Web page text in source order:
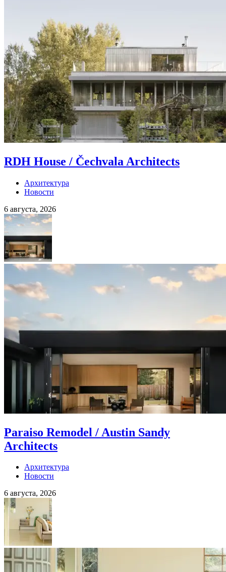
RDH House / Čechvala Architects
Архитектура
Новости
6 августа, 2026
Paraiso Remodel / Austin Sandy
Architects
Архитектура
Новости
6 августа, 2026